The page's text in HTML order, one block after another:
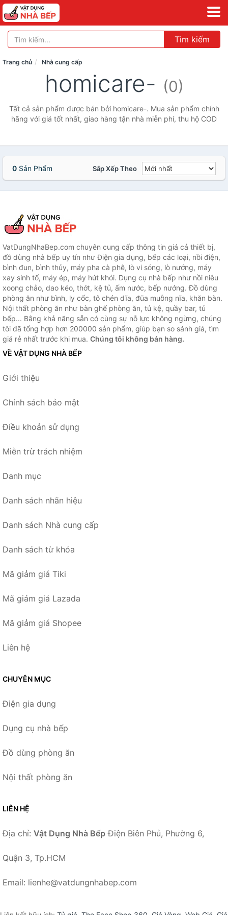
Tìm kiếm
Trang chủ Nhà cung cấp
homicare- (0)
Tất cả sản phẩm được bán bởi homicare-. Mua sản phẩm chính
hãng với giá tốt nhất, giao hàng tận nhà miễn phí, thu hộ COD
0 Sản Phẩm Sắp Xếp Theo
VatDungNhaBep.com chuyên cung cấp thông tin giá cả thiết bị,
đồ dùng nhà bếp uy tín như Điện gia dụng, bếp các loại, nồi điện,
bình đun, bình thủy, máy pha cà phê, lò vi sóng, lò nướng, máy
xay sinh tố, máy ép, máy hút khói. Dụng cụ nhà bếp như nồi niêu
xoong chảo, dao kéo, thớt, kệ tủ, ấm nước, bếp nướng. Đồ dùng
phòng ăn như bình, ly cốc, tô chén dĩa, đũa muỗng nĩa, khăn bàn.
Nội thất phòng ăn như bàn ghế phòng ăn, tủ kệ, quầy bar, tủ
bếp... Bằng khả năng sẵn có cùng sự nỗ lực không ngừng, chúng
tôi đã tổng hợp hơn 200000 sản phẩm, giúp bạn so sánh giá, tìm
giá rẻ nhất trước khi mua. Chúng tôi không bán hàng.
VỀ VẬT DỤNG NHÀ BẾP
Giới thiệu
Chính sách bảo mật
Điều khoản sử dụng
Miễn trừ trách nhiệm
Danh mục
Danh sách nhãn hiệu
Danh sách Nhà cung cấp
Danh sách từ khóa
Mã giảm giá Tiki
Mã giảm giá Lazada
Mã giảm giá Shopee
Liên hệ
CHUYÊN MỤC
Điện gia dụng
Dụng cụ nhà bếp
Đồ dùng phòng ăn
Nội thất phòng ăn
LIÊN HỆ
Địa chỉ: Vật Dụng Nhà Bếp Điện Biên Phủ, Phường 6,
Quận 3, Tp.HCM
Email: lienhe@vatdungnhabep.com